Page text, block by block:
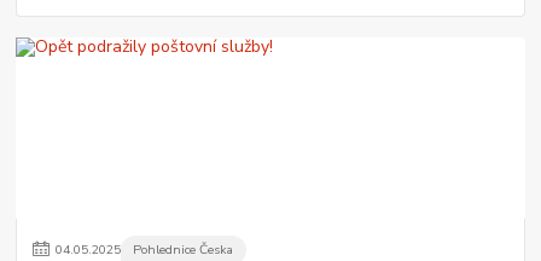
04.05.2025 Pohlednice Česka